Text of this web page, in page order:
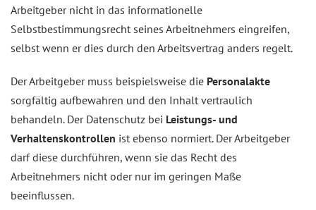
Arbeitgeber nicht in das informationelle
Selbstbestimmungsrecht seines Arbeitnehmers eingreifen,
selbst wenn er dies durch den Arbeitsvertrag anders regelt.
Der Arbeitgeber muss beispielsweise die Personalakte
sorgfältig aufbewahren und den Inhalt vertraulich
behandeln. Der Datenschutz bei Leistungs- und
Verhaltenskontrollen ist ebenso normiert. Der Arbeitgeber
darf diese durchführen, wenn sie das Recht des
Arbeitnehmers nicht oder nur im geringen Maße
beeinflussen.